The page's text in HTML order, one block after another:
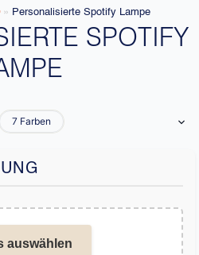
» Personalisierte Spotify Lampe
SPOTIFY
7 Farben
auswählen